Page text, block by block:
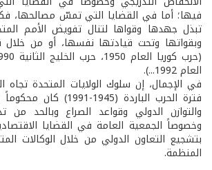
فيها؛ أما في القضايا التي تمسّ مصالحها،
تبذل جهدها وقواها لتنال تفويض الأمم
وبقواتها وتحت قيادتها نفسها، أو من
العام 1992...).
في الإجمال، إن سلوك الولايات المتحدة تجاه
فترة الحرب الباردة (1945-
والتوازن الدولي وقواعد الصراع وبالحد من
وخصوصاً الجمعية العامة في القضايا
بتشجيع التعاون الدولي من خلال الوكالات
المنظمة.